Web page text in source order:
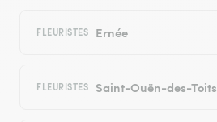
FLEURISTES Ernée
FLEURISTES Saint-Ouën-des-Toits